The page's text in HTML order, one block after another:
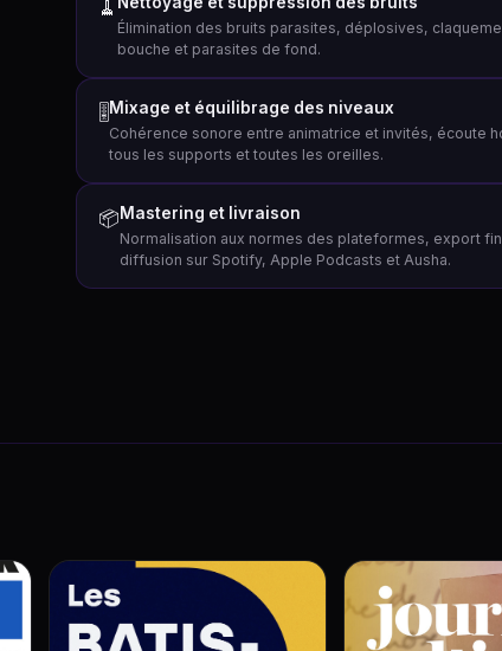
🧹
Élimination des bruits parasites, déplosives,
bouche et parasites de fond.
🎚️ Mixage et équilibrage des niveaux
Cohérence sonore entre animatrice et invités, écoute
tous les supports et toutes les oreilles.
📦Mastering et livraison
Normalisation aux normes des plateformes, export
diffusion sur Spotify, Apple Podcasts et Ausha.